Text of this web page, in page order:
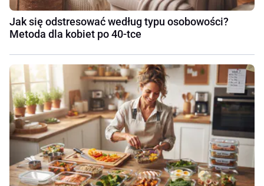
Jak się odstresować według typu osobowości?
Metoda dla kobiet po 40-tce